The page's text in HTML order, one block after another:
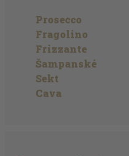
Prosecco
Fragolino
Frizzante
Šampanské
Sekt
Cava